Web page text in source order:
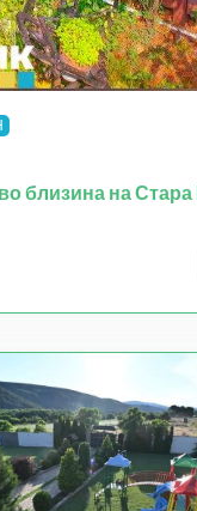
близина на